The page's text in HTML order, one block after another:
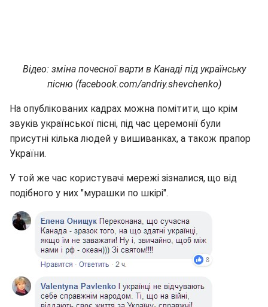
Відео: зміна почесної варти в Канаді під українську
пісню (facebook.com/andriy.shevchenko)
На опублікованих кадрах можна помітити, що крім
звуків української пісні, під час церемонії були
присутні кілька людей у вишиванках, а також прапор
України.
У той же час користувачі мережі зізналися, що від
подібного у них "мурашки по шкірі".